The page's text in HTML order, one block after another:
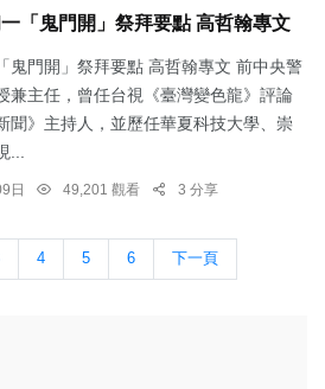
「鬼門開」祭拜要點 高哲翰專文
鬼門開」祭拜要點 高哲翰專文 前中央警
兼主任，曾任台視《臺灣變色龍》評論
聞》主持人，並歷任華夏科技大學、崇
日 49,201 觀看 3 分享
4 5 6 下一頁